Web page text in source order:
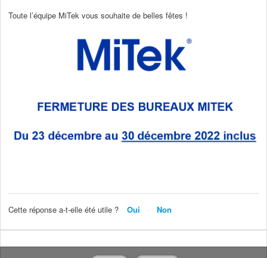
Toute l’équipe MiTek vous souhaite de belles fêtes !
Cette réponse a-t-elle été utile ? Oui Non